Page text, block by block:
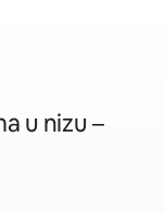
u nizu –